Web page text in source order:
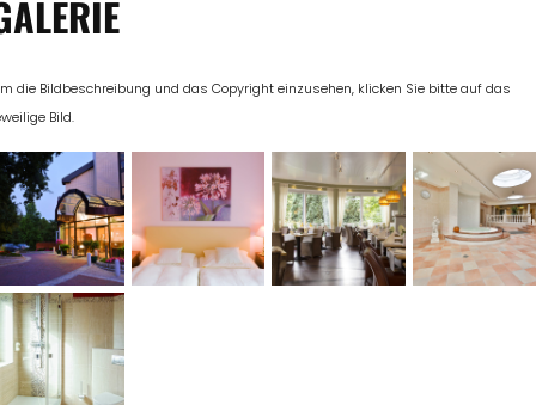
die Bildbeschreibung und das Copyright einzusehen, klicken Sie bitte auf das
Bild.